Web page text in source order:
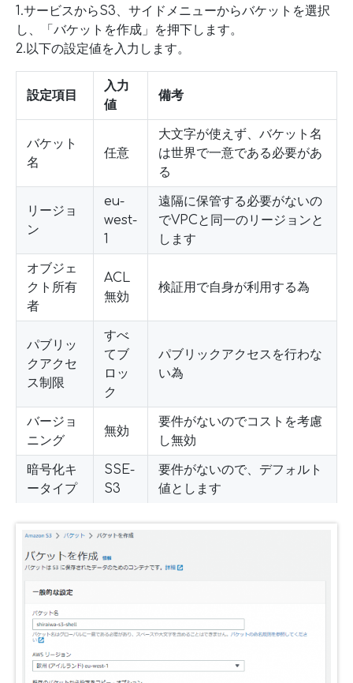
1.サービスからS3、サイドメニューからバケットを選択
し、「バケットを作成」を押下します。
2.以下の設定値を入力します。
設定項目
入力
値
備考
バケット
名
任意
大文字が使えず、バケット名
は世界で一意である必要があ
る
リージョ
ン
eu-
west-
1
遠隔に保管する必要がないの
でVPCと同一のリージョンと
します
オブジェ
クト所有
者
ACL
無効
検証用で自身が利用する為
パブリッ
クアクセ
ス制限
すべ
てブ
ロッ
ク
パブリックアクセスを行わな
い為
バージョ
ニング
無効
要件がないのでコストを考慮
し無効
暗号化キ
ータイプ
SSE-
S3
要件がないので、デフォルト
値とします